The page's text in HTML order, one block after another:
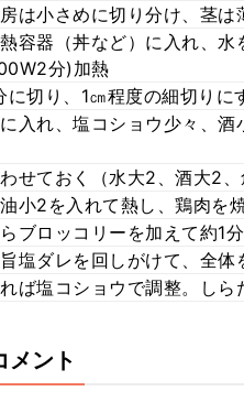
は小さめに切り分け、茎は
容器（丼など）に入れ、
分)加熱
に切り、1㎝程度の細切り
入れ、塩コショウ少々、
せておく（水大2、酒大2
小2を入れて熱し、鶏肉を
ブロッコリーを加えて約1分
塩ダレを回しがけて、全体
ば塩コショウで調整。しら
メント